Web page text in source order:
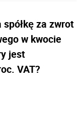
za zwrot
w kwocie
jest
VAT?